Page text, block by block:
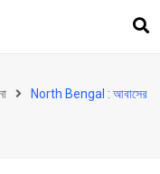
North Bengal : আবাসের